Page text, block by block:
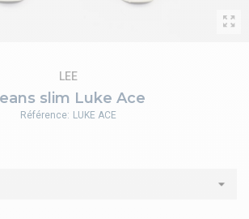
slim Luke Ace
LEE
Référence: LUKE ACE